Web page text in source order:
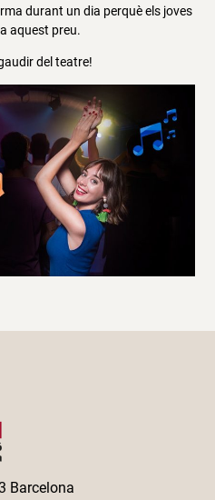
durant un dia perquè els joves
aquest preu.
del teatre!
Barcelona